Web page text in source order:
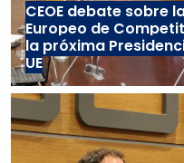
CEOE debate sobre
Europeo de
la próxima
UE